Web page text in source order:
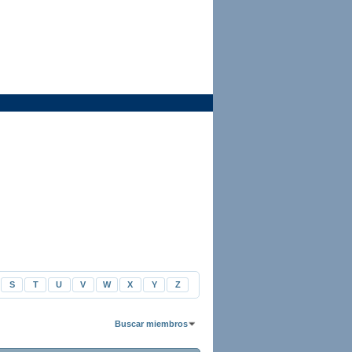
S T U V W X Y Z
Buscar miembros